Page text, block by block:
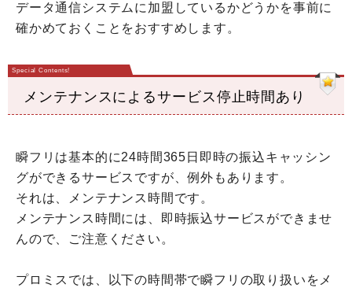
データ通信システムに加盟しているかどうかを事前に
確かめておくことをおすすめします。
メンテナンスによるサービス停止時間あり
瞬フリは基本的に24時間365日即時の振込キャッシン
グができるサービスですが、例外もあります。
それは、メンテナンス時間です。
メンテナンス時間には、即時振込サービスができませ
んので、ご注意ください。
プロミスでは、以下の時間帯で瞬フリの取り扱いをメ